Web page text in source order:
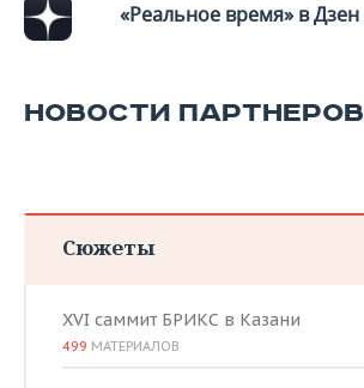
«Реальное время» в Дзен
НОВОСТИ ПАРТНЕРОВ
Сюжеты
XVI саммит БРИКС в Казани
499 МАТЕРИАЛОВ